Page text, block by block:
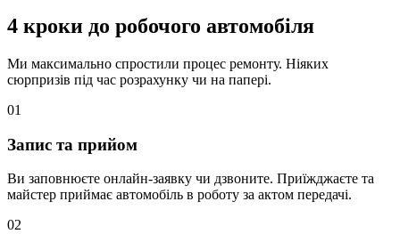
4 кроки до робочого автомобіля
Ми максимально спростили процес ремонту. Ніяких
сюрпризів під час розрахунку чи на папері.
01
Запис та прийом
Ви заповнюєте онлайн-заявку чи дзвоните. Приїжджаєте та
майстер приймає автомобіль в роботу за актом передачі.
02